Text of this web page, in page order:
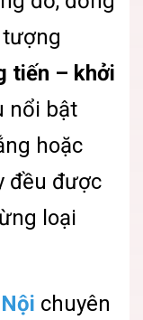
tiến – khởi
nổi bật
hoặc
đều được
loại
chuyên